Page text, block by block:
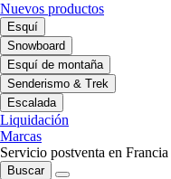
Nuevos productos
Esquí
Snowboard
Esquí de montaña
Senderismo & Trek
Escalada
Liquidación
Marcas
Servicio postventa en Francia
Buscar